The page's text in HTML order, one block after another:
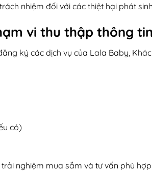
nhiệm đối với các thiệt hại phát
vi thu thập thông
ký các dịch vụ của Lala Baby,
có)
nghiệm mua sắm và tư vấn phù